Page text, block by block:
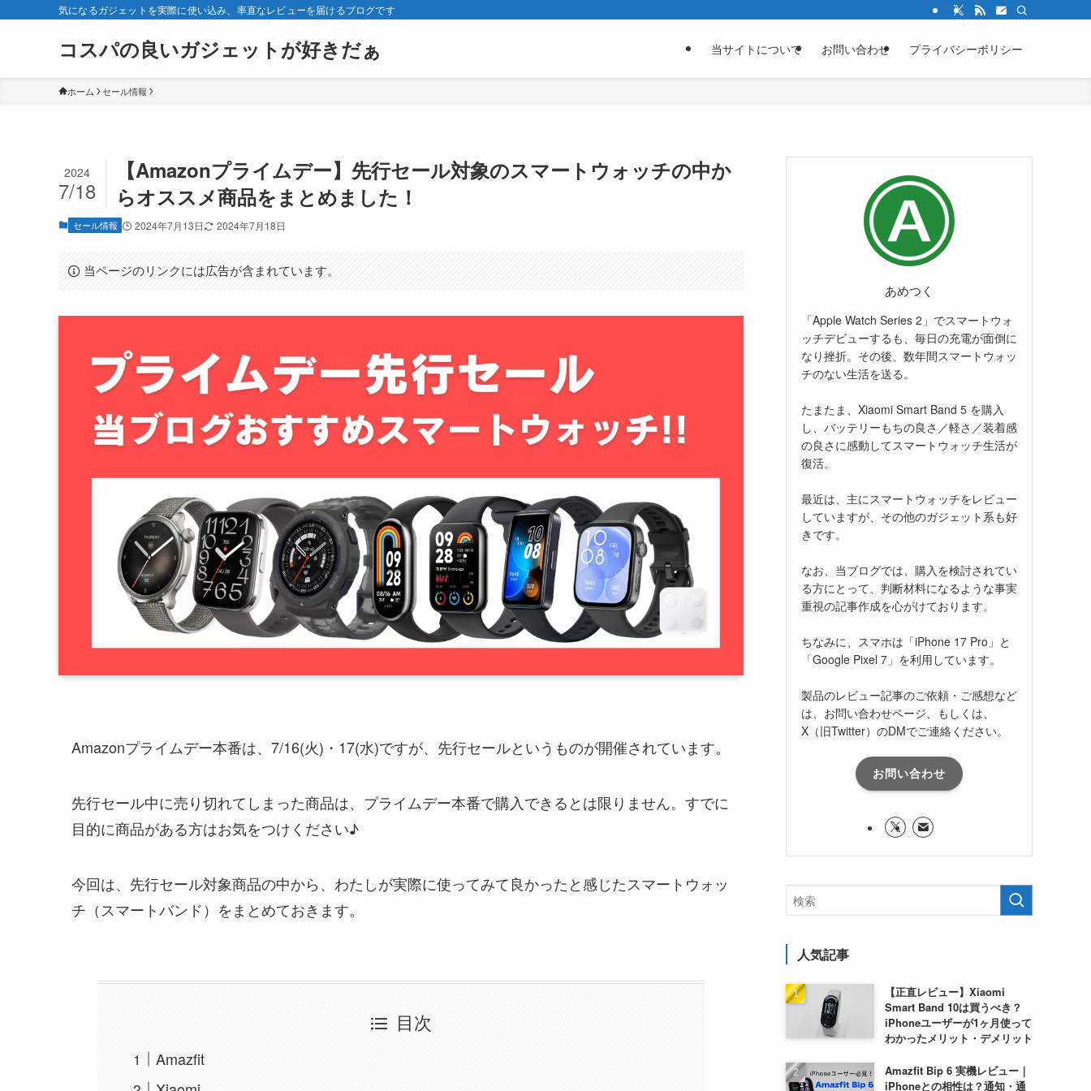
気になるガジェットを実際に使い込み、率直なレビューを届けるブログです
コスパの良いガジェットが好きだぁ 当サイトについて お問い合わせ プライバシーポリシー
ホーム セール情報
【Amazonプライムデー】先行セール対象のスマートウォッチの中か
らオススメ商品をまとめました！
2024
7/18
セール情報 2024年7月13日 2024年7月18日
当ページのリンクには広告が含まれています。
Amazonプライムデー本番は、7/16(火)・17(水)ですが、先行セールというものが開催されています。
先行セール中に売り切れてしまった商品は、プライムデー本番で購入できるとは限りません。すでに
目的に商品がある方はお気をつけください♪
今回は、先行セール対象商品の中から、わたしが実際に使ってみて良かったと感じたスマートウォッ
チ（スマートバンド）をまとめておきます。
目次
Amazfit
あめつく
「Apple Watch Series 2」でスマートウォ
ッチデビューするも、毎日の充電が面倒に
なり挫折。その後、数年間スマートウォッ
チのない生活を送る。
たまたま、Xiaomi Smart Band 5 を購入
し、バッテリーもちの良さ／軽さ／装着感
の良さに感動してスマートウォッチ生活が
復活。
最近は、主にスマートウォッチをレビュー
していますが、その他のガジェット系も好
きです。
なお、当ブログでは、購入を検討されてい
る方にとって、判断材料になるような事実
重視の記事作成を心がけております。
ちなみに、スマホは「iPhone 17 Pro」と
「Google Pixel 7」を利用しています。
製品のレビュー記事のご依頼・ご感想など
は、お問い合わせページ、もしくは、
X（旧Twitter）のDMでご連絡ください。
お問い合わせ
人気記事
【正直レビュー】Xiaomi
Smart Band 10は買うべき？
iPhoneユーザーが1ヶ月使って
わかったメリット・デメリット
Amazfit Bip 6 実機レビュー｜
iPhoneとの相性は？通知・通